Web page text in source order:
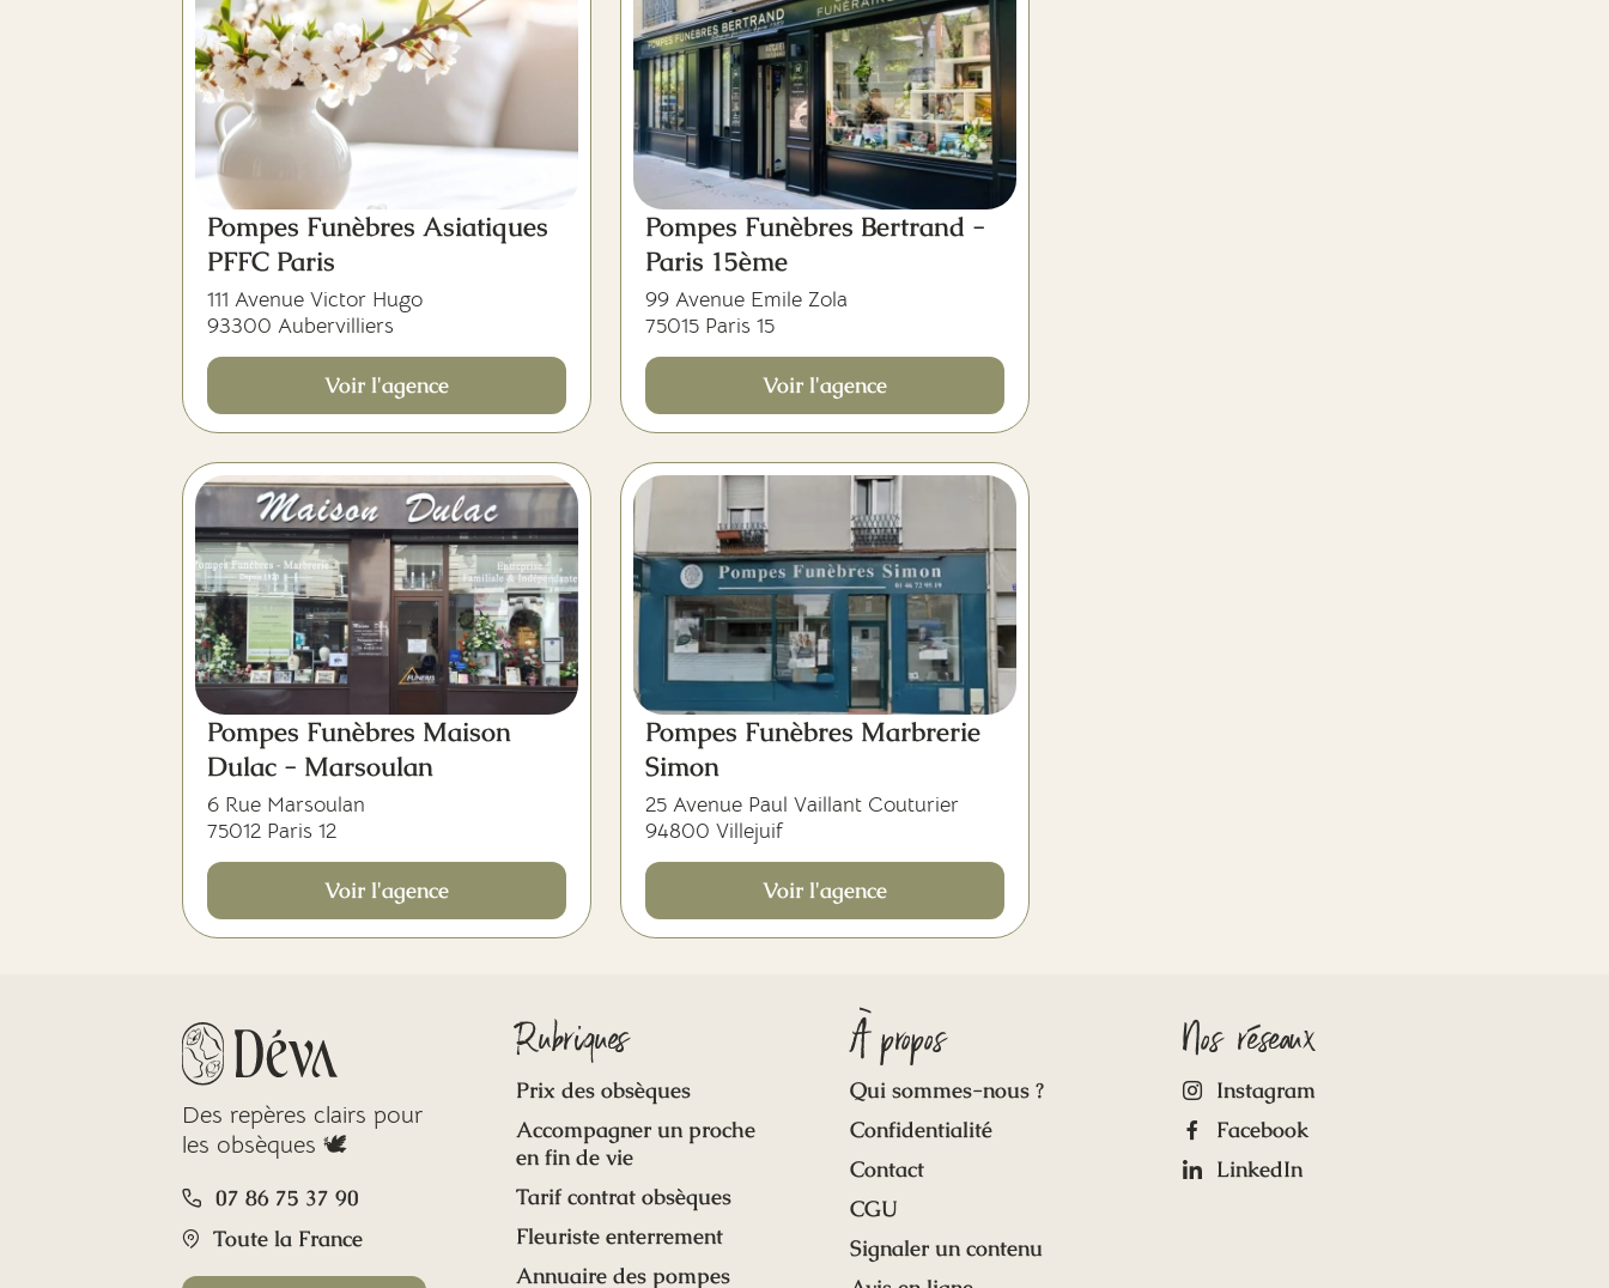
Pompes Funèbres Asiatiques
PFFC Paris
111 Avenue Victor Hugo
93300 Aubervilliers
Voir l'agence
Pompes Funèbres Bertrand -
Paris 15ème
99 Avenue Emile Zola
75015 Paris 15
Voir l'agence
Pompes Funèbres Maison
Dulac - Marsoulan
6 Rue Marsoulan
75012 Paris 12
Voir l'agence
Pompes Funèbres Marbrerie
Simon
25 Avenue Paul Vaillant Couturier
94800 Villejuif
Voir l'agence
Des repères clairs pour
les obsèques 🕊️
07 86 75 37 90
Toute la France
Rubriques
Prix des obsèques
Accompagner un proche
en fin de vie
Tarif contrat obsèques
Fleuriste enterrement
Annuaire des pompes
À propos
Qui sommes-nous ?
Confidentialité
Contact
CGU
Signaler un contenu
Nos réseaux
Instagram
Facebook
LinkedIn